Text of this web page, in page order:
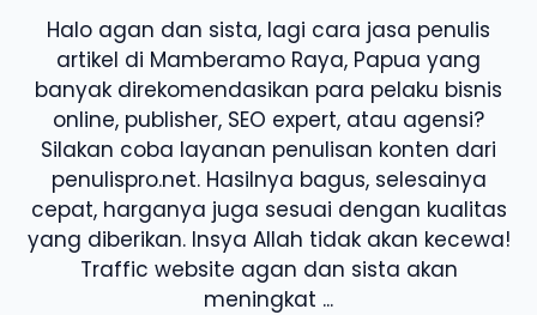
Halo agan dan sista, lagi cara jasa penulis
artikel di Mamberamo Raya, Papua yang
banyak direkomendasikan para pelaku bisnis
online, publisher, SEO expert, atau agensi?
Silakan coba layanan penulisan konten dari
penulispro.net. Hasilnya bagus, selesainya
cepat, harganya juga sesuai dengan kualitas
yang diberikan. Insya Allah tidak akan kecewa!
Traffic website agan dan sista akan
meningkat ...